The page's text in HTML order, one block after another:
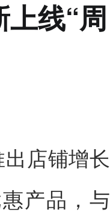
线“周
店铺增长
产品，与